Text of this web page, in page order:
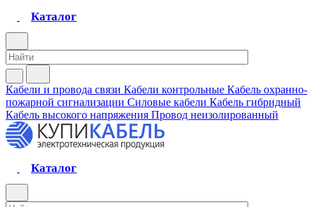
Каталог
Кабели и провода связи Кабели контрольные Кабель охранно-
пожарной сигнализации Силовые кабели Кабель гибридный
Кабель высокого напряжения Провод неизолированный
Каталог